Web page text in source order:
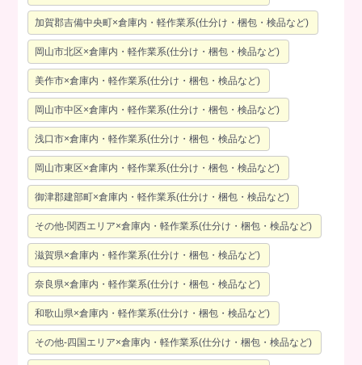
加賀郡吉備中央町×倉庫内・軽作業系(仕分け・梱包・検品など)
岡山市北区×倉庫内・軽作業系(仕分け・梱包・検品など)
美作市×倉庫内・軽作業系(仕分け・梱包・検品など)
岡山市中区×倉庫内・軽作業系(仕分け・梱包・検品など)
浅口市×倉庫内・軽作業系(仕分け・梱包・検品など)
岡山市東区×倉庫内・軽作業系(仕分け・梱包・検品など)
御津郡建部町×倉庫内・軽作業系(仕分け・梱包・検品など)
その他-関西エリア×倉庫内・軽作業系(仕分け・梱包・検品など)
滋賀県×倉庫内・軽作業系(仕分け・梱包・検品など)
奈良県×倉庫内・軽作業系(仕分け・梱包・検品など)
和歌山県×倉庫内・軽作業系(仕分け・梱包・検品など)
その他-四国エリア×倉庫内・軽作業系(仕分け・梱包・検品など)